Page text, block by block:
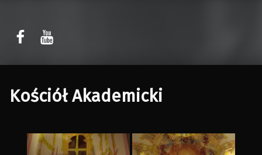
W Rytmie Światła – miasto wyobrażone
Kościół Akademicki